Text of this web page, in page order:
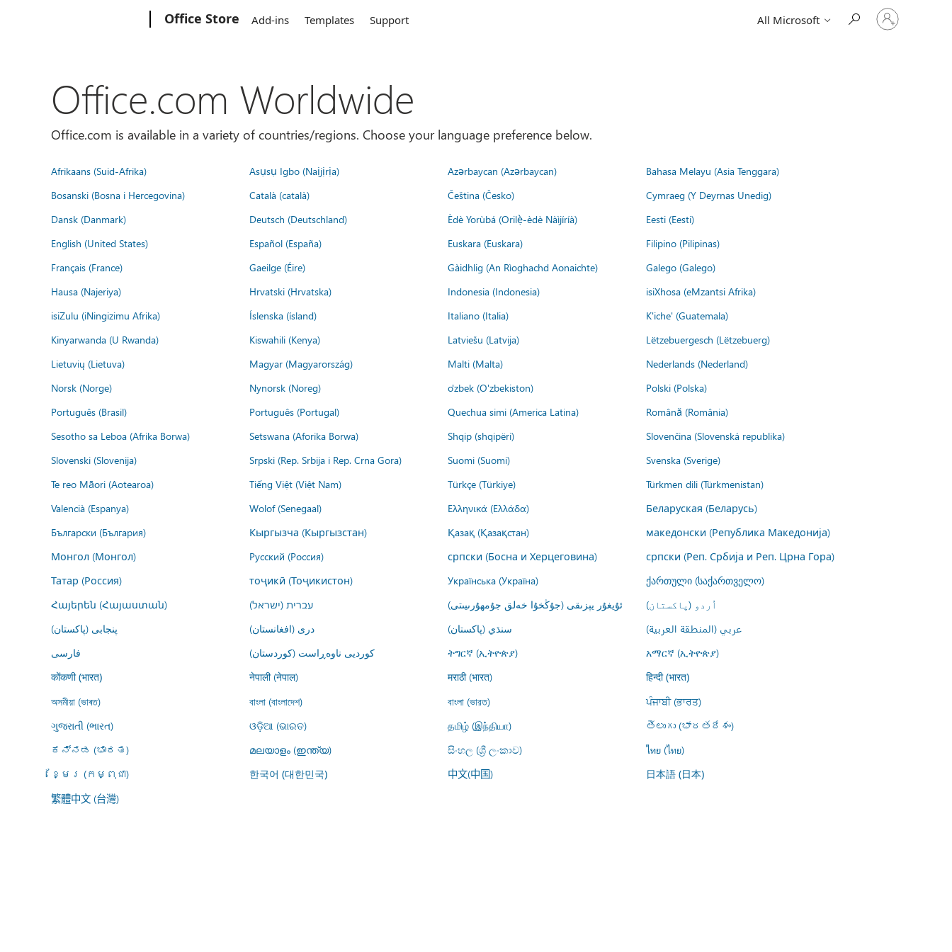
Office Store Add-ins Templates Support All Microsoft
Sign
in
Office.com Worldwide
Office.com is available in a variety of countries/regions. Choose your language preference below.
Afrikaans (Suid-Afrika) Asụsụ Igbo (Naịjịrịa) Azərbaycan (Azərbaycan)
Bahasa Melayu (Asia Tenggara)
Bosanski (Bosna i Hercegovina)
Català (català) Čeština (Česko)
Cymraeg (Y Deyrnas Unedig)
Dansk (Danmark)
Deutsch (Deutschland) Èdè Yorùbá (Orilẹ̀-èdè Nàìjíríà)
Eesti (Eesti)
English (United States)
Español (España) Euskara (Euskara)
Filipino (Pilipinas)
Français (France)
Gaeilge (Éire) Gàidhlig (An Rìoghachd Aonaichte)
Galego (Galego)
Hausa (Najeriya)
Hrvatski (Hrvatska) Indonesia (Indonesia)
isiXhosa (eMzantsi Afrika)
isiZulu (iNingizimu Afrika)
Íslenska (ísland) Italiano (Italia)
K'iche' (Guatemala)
Kinyarwanda (U Rwanda)
Kiswahili (Kenya) Latviešu (Latvija)
Lëtzebuergesch (Lëtzebuerg)
Lietuvių (Lietuva)
Magyar (Magyarország) Malti (Malta)
Nederlands (Nederland)
Norsk (Norge)
Nynorsk (Noreg) o'zbek (O'zbekiston)
Polski (Polska)
Português (Brasil)
Português (Portugal) Quechua simi (America Latina)
Română (România)
Sesotho sa Leboa (Afrika Borwa)
Setswana (Aforika Borwa) Shqip (shqipëri)
Slovenčina (Slovenská republika)
Slovenski (Slovenija)
Srpski (Rep. Srbija i Rep. Crna Gora) Suomi (Suomi)
Svenska (Sverige)
Te reo Māori (Aotearoa)
Tiếng Việt (Việt Nam) Türkçe (Türkiye)
Türkmen dili (Türkmenistan)
Valencià (Espanya)
Wolof (Senegaal) Ελληνικά (Ελλάδα)
Беларуская (Беларусь)
Български (България)
Кыргызча (Кыргызстан) Қазақ (Қазақстан)
македонски (Република Македонија)
Монгол (Монгол)
Русский (Россия) српски (Босна и Херцеговина)
српски (Реп. Србија и Реп. Црна Гора)
Татар (Россия)
тоҷикӣ (Тоҷикистон) Українська (Україна)
ქართული (საქართველო)
Հայերեն (Հայաստան)
עברית (ישראל) ئۇيغۇر يېزىقى (جۇڭخۇا خەلق جۇمھۇرىيىتى)
اُردو (پاکستان)
پنجابی (پاکستان)
درى (افغانستان) سنڌي (پاکستان)
عربي (المنطقة العربية)
فارسى
کوردیی ناوەڕاست (کوردستان) ትግርኛ (ኢትዮጵያ) አማርኛ (ኢትዮጵያ)
कोंकणी (भारत) नेपाली (नेपाल) मराठी (भारत) हिन्दी (भारत)
অসমীয়া (ভাৰত) বাংলা (বাংলাদেশ) বাংলা (ভারত)
ਪੰਜਾਬੀ (ਭਾਰਤ)
ગુજરાતી (ભારત)
ଓଡ଼ିଆ (ଭାରତ) தமிழ் (இந்தியா)
తెలుగు (భారతదేశం)
ಕನ್ನಡ (ಭಾರತ)
മലയാളം (ഇന്ത്യ) සිංහල (ශ්‍රී ලංකාව)
ไทย (ไทย)
ខ្មែរ (កម្ពុជា)
한국어 (대한민국) 中文(中国) 日本語 (日本)
繁體中文 (台灣)